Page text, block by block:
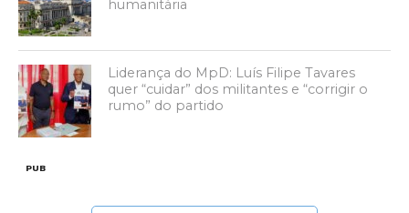
humanitária
Liderança do MpD: Luís Filipe Tavares
quer “cuidar” dos militantes e “corrigir o
rumo” do partido
PUB